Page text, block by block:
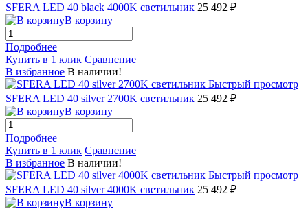
SFERA LED 40 black 4000K светильник 25 492 ₽
В корзину
Подробнее
Купить в 1 клик Сравнение
В избранное В наличии!
Быстрый просмотр
SFERA LED 40 silver 2700K светильник 25 492 ₽
В корзину
Подробнее
Купить в 1 клик Сравнение
В избранное В наличии!
Быстрый просмотр
SFERA LED 40 silver 4000K светильник 25 492 ₽
В корзину